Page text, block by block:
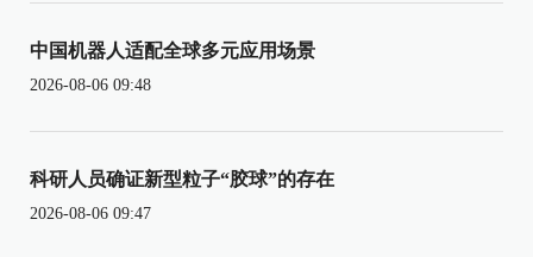
中国机器人适配全球多元应用场景
2026-08-06 09:48
科研人员确证新型粒子“胶球”的存在
2026-08-06 09:47